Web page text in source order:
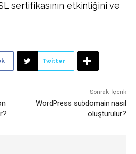
sertifikasının etkinliğini ve
Twitter
Sonraki İçerik
WordPress subdomain nasıl
oluşturulur?